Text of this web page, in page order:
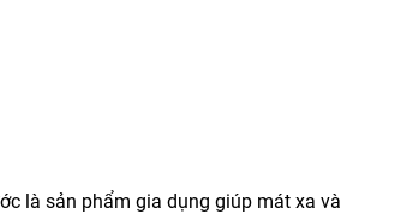
là sản phẩm gia dụng giúp mát xa và